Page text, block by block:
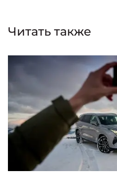
Читать также